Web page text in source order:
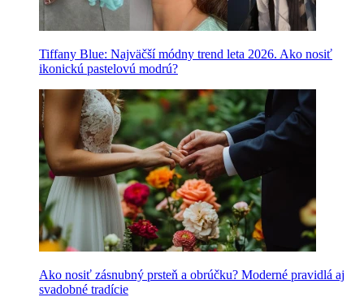
Tiffany Blue: Najväčší módny trend leta 2026. Ako nosiť
ikonickú pastelovú modrú?
Ako nosiť zásnubný prsteň a obrúčku? Moderné pravidlá aj
svadobné tradície